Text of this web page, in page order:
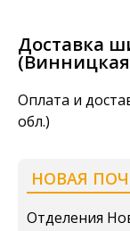
Доставка
Оплата и
обл.)
НОВАЯ
Отделения